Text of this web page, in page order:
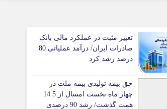
سروش
ایتا
ایمیل
باشگاه پرسپولیس
باشگاه استقلال
کشتی و وزنه‌برداری
ورزشهای رزمی
ورزش زنان
تغییر مثبت در عملکرد مالی بانک
صادرات ایران/ درآمد عملیاتی 80
درصد رشد کرد
حق بیمه تولیدی بیمه ملت در
چهار ماه نخست امسال از 14.5
همت گذشت/ رشد 90 درصدی